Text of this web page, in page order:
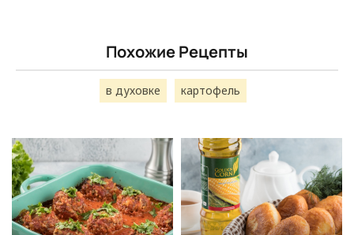
Похожие Рецепты
в духовке картофель